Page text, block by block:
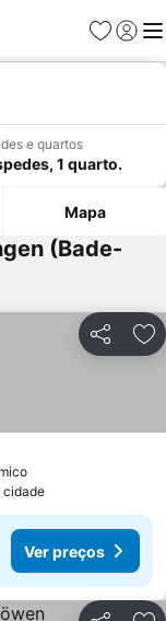
Favoritos
Iniciar
e quartos
1 quarto.
Mapa
(Bade-
Partilhar
cidade
Ver preços